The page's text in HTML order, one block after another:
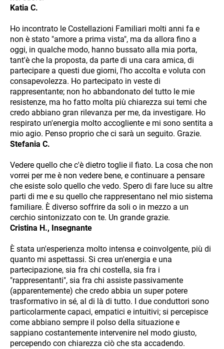
Katia C.
Ho incontrato le Costellazioni Familiari molti anni fa e
non è stato "amore a prima vista", ma da allora fino a
oggi, in qualche modo, hanno bussato alla mia porta,
tant'è che la proposta, da parte di una cara amica, di
partecipare a questi due giorni, l'ho accolta e voluta con
consapevolezza. Ho partecipato in veste di
rappresentante; non ho abbandonato del tutto le mie
resistenze, ma ho fatto molta più chiarezza sui temi che
credo abbiano gran rilevanza per me, da investigare. Ho
respirato un'energia molto accogliente e mi sono sentita a
mio agio. Penso proprio che ci sarà un seguito. Grazie.
Stefania C.
Vedere quello che c'è dietro toglie il fiato. La cosa che non
vorrei per me è non vedere bene, e continuare a pensare
che esiste solo quello che vedo. Spero di fare luce su altre
parti di me e su quello che rappresentano nel mio sistema
familiare. È diverso soffrire da soli o in mezzo a un
cerchio sintonizzato con te. Un grande grazie.
Cristina H., Insegnante
È stata un'esperienza molto intensa e coinvolgente, più di
quanto mi aspettassi. Si crea un'energia e una
partecipazione, sia fra chi costella, sia fra i
"rappresentanti", sia fra chi assiste passivamente
(apparentemente) che credo abbia un super potere
trasformativo in sé, al di là di tutto. I due conduttori sono
particolarmente capaci, empatici e intuitivi; si percepisce
come abbiano sempre il polso della situazione e
sappiano costantemente intervenire nel modo giusto,
percependo con chiarezza ciò che sta accadendo.